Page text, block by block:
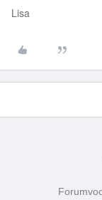
Lisa